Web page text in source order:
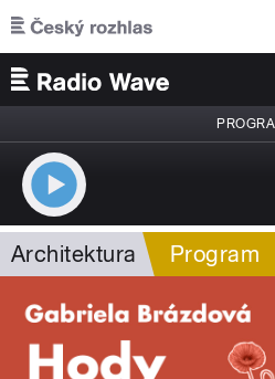
Přejít k hlavnímu obsahu
Architektura Program